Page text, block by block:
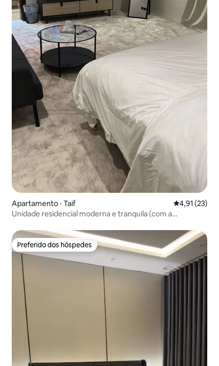
Apartamento ⋅ Taif 4,91 de uma
4,91 (23)
Unidade residencial moderna e tranquila (com a
Preferido dos hóspedes
Preferido dos hóspedes